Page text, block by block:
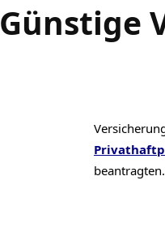
Günstige
beantragten.